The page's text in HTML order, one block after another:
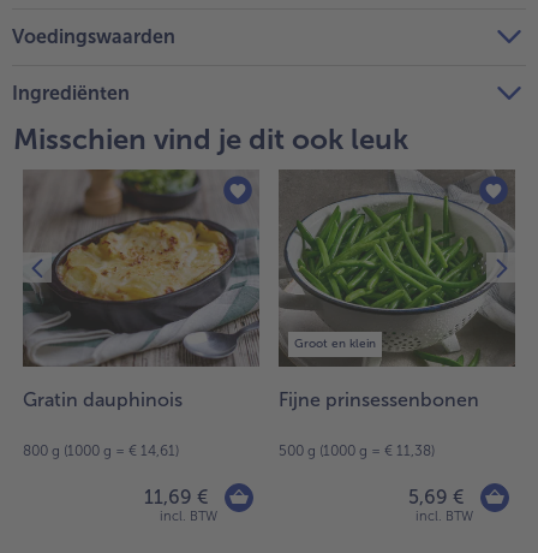
Voedingswaarden
Ingrediënten
Misschien vind je dit ook leuk
Gratin dauphinois
800 g (1000 g = € 14,61)
11,69 €
incl. BTW
Groot en klein
Fijne prinsessenbonen
500 g (1000 g = € 11,38)
5,69 €
incl. BTW